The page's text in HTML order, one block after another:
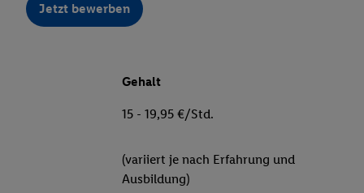
Jetzt bewerben
Gehalt
15 - 19,95 €/Std.
(variiert je nach Erfahrung und
Ausbildung)